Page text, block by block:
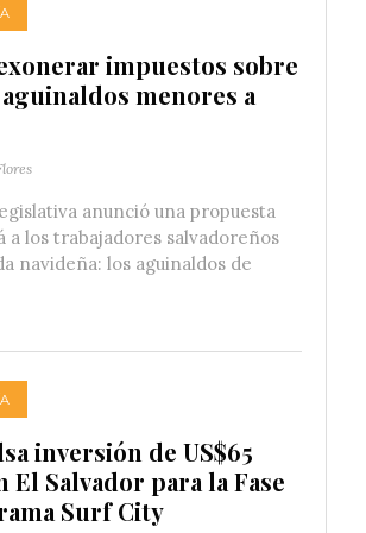
impuestos sobre
menores a
anunció una propuesta
a los trabajadores salvadoreños
navideña: los aguinaldos de
inversión de US$65
Salvador para la Fase
Surf City